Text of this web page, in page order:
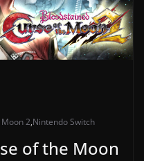
2,Nintendo Switch
of the Moon